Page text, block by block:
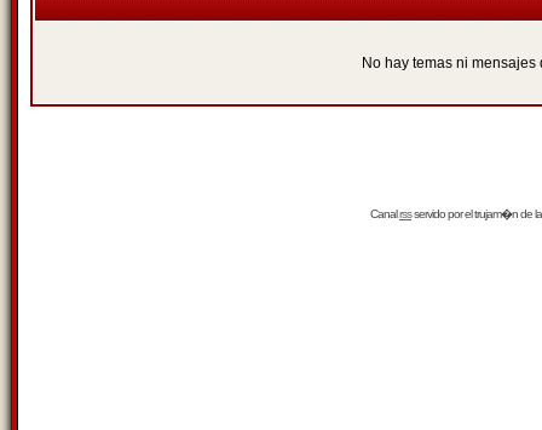
No hay temas ni
Canalrssservido por eltrujam�nde